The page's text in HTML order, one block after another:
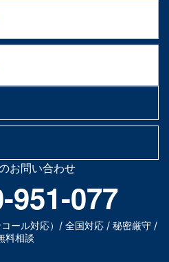
お問い合わせ
951-077
ール対応）/ 全国対応 / 秘密厳守 /
料相談